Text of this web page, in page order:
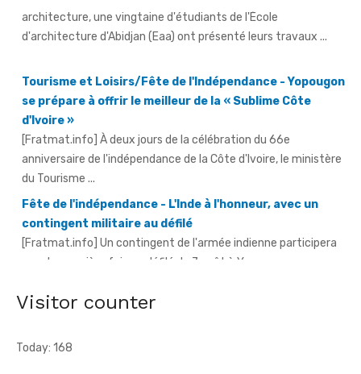
Tourisme et Loisirs/Fête de l'Indépendance - Yopougon
se prépare à offrir le meilleur de la « Sublime Côte
[Fratmat.info] À deux jours de la célébration du 66e
anniversaire de l'indépendance de la Côte d'Ivoire, le ministère
du Tourisme ...
Fête de l'indépendance - L'Inde à l'honneur, avec un
contingent militaire au défilé
[Fratmat.info] Un contingent de l'armée indienne participera
pour la première fois au défilé du 7 août à Yopougon.
[Fratmat.info] Les consommateurs ivoiriens pourront profiter,
ventes soldes ...
Visitor counter
Today: 168